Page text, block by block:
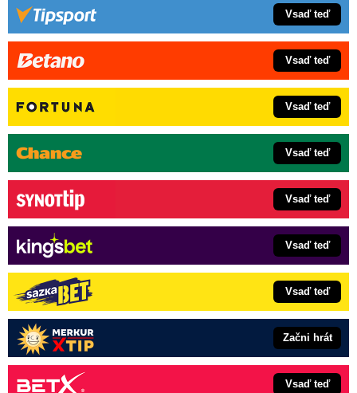
Vsaď teď
Vsaď teď
Vsaď teď
Vsaď teď
Vsaď teď
Vsaď teď
Vsaď teď
Začni hrát
Vsaď teď